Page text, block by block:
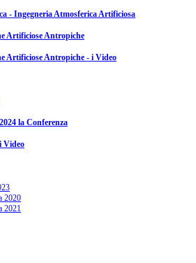
- Ingegneria Atmosferica Artificiosa
Artificiose Antropiche
Artificiose Antropiche - i Video
la Conferenza
Video
2020
2021